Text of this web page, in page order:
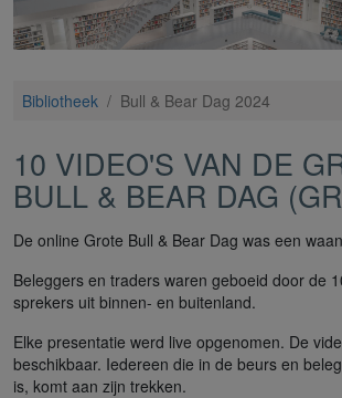
Bibliotheek / Bull & Bear Dag 2024
10 VIDEO'S VAN DE
BULL & BEAR DAG
De online Grote Bull & Bear Dag was een
Beleggers en traders waren geboeid door de
sprekers uit binnen- en buitenland.
Elke presentatie werd live opgenomen. De
beschikbaar. Iedereen die in de beurs en
is, komt aan zijn trekken.